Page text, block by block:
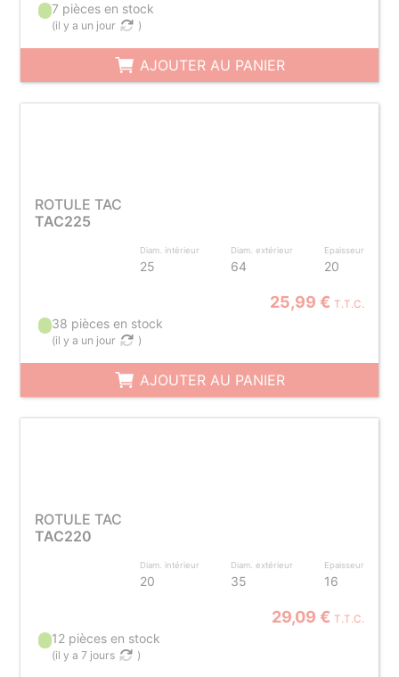
7 pièces en stock
(il y a un jour )
AJOUTER AU PANIER
ROTULE TAC
TAC225
Diam. intérieur
25
Diam. extérieur
64
Epaisseur
20
25,99 € T.T.C.
38 pièces en stock
(il y a un jour )
AJOUTER AU PANIER
ROTULE TAC
TAC220
Diam. intérieur
20
Diam. extérieur
35
Epaisseur
16
29,09 € T.T.C.
12 pièces en stock
(il y a 7 jours )